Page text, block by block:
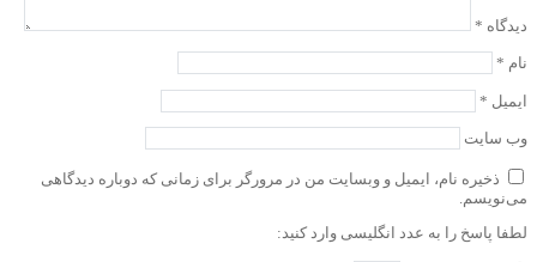
دیدگاه *
نام *
ایمیل *
وب‌ سایت
ذخیره نام، ایمیل و وبسایت من در مرورگر برای زمانی که دوباره دیدگاهی
می‌نویسم.
لطفا پاسخ را به عدد انگلیسی وارد کنید: